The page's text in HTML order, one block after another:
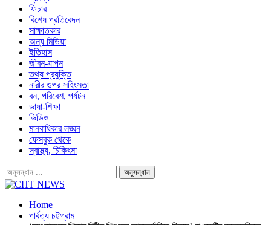
ফিচার
বিশেষ প্রতিবেদন
সাক্ষাতকার
অন্য মিডিয়া
ইতিহাস
জীবন-যাপন
তথ্য প্রযুক্তি
নারীর ওপর সহিংসতা
বন, পরিবেশ, পর্যটন
ভাষা-শিক্ষা
ভিডিও
মানবাধিকার লঙ্ঘন
ফেসবুক থেকে
স্বাস্থ্য, চিকিৎসা
Home
পার্বত্য চট্টগ্রাম